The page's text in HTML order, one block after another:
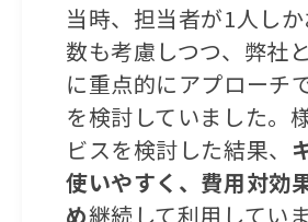
当時、担当者が1人し
数も考慮しつつ、弊社
に重点的にアプローチ
を検討していました。
ビスを検討した結果、
使いやすく、費用対効
め継続して利用してい